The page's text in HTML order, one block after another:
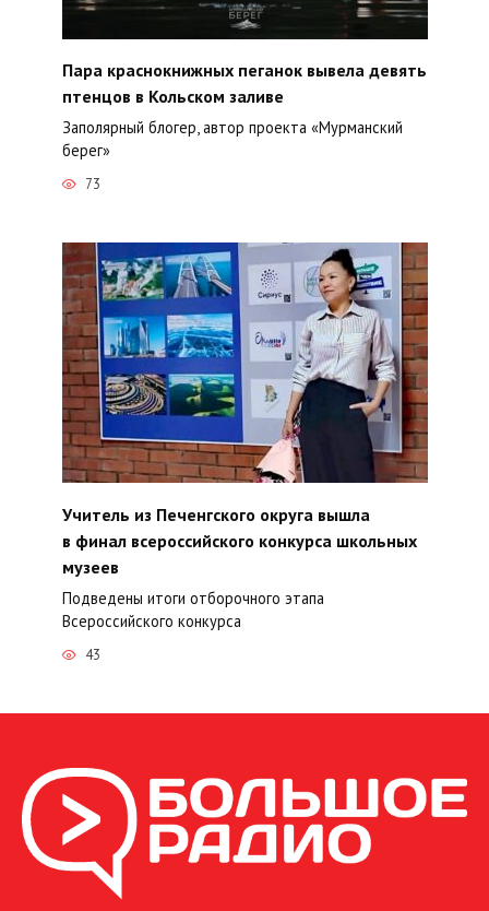
Пара краснокнижных пеганок вывела девять
птенцов в Кольском заливе
Заполярный блогер, автор проекта «Мурманский
берег»
73
Учитель из Печенгского округа вышла
в финал всероссийского конкурса школьных
музеев
Подведены итоги отборочного этапа
Всероссийского конкурса
43